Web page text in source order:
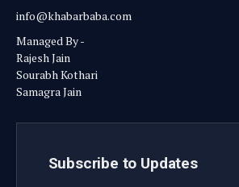
info@khabarbaba.com
Managed By -
Rajesh Jain
Sourabh Kothari
Samagra Jain
Subscribe to Updates